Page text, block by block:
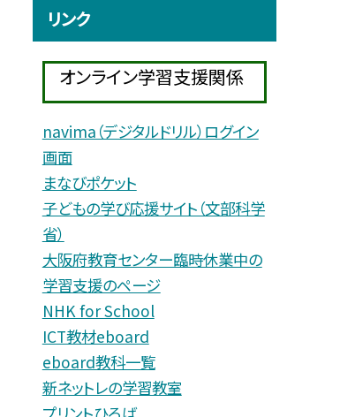
リンク
オンライン学習支援関係
navima（デジタルドリル）ログイン
画面
まなびポケット
子どもの学び応援サイト（文部科学
省）
大阪府教育センター臨時休業中の
学習支援のページ
NHK for School
ICT教材eboard
eboard教科一覧
新ネットレの学習教室